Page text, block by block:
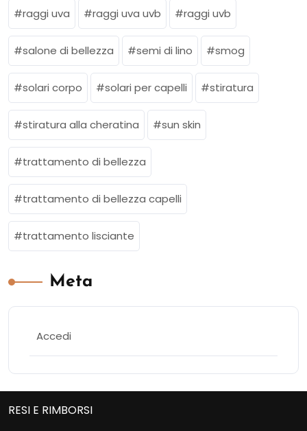
raggi uva raggi uva uvb raggi uvb
salone di bellezza semi di lino smog
solari corpo solari per capelli stiratura
stiratura alla cheratina sun skin
trattamento di bellezza
trattamento di bellezza capelli
trattamento lisciante
Meta
Accedi
RESI E RIMBORSI